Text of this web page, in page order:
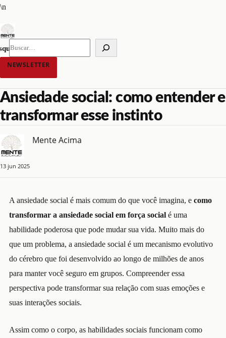
\n
o
conteúdo
NEWSLETTER
Ansiedade social: como entender e
transformar esse instinto
Mente Acima
13 jun 2025
A ansiedade social é mais comum do que você imagina, e como
transformar a ansiedade social em força social é uma
habilidade poderosa que pode mudar sua vida. Muito mais do
que um problema, a ansiedade social é um mecanismo evolutivo
do cérebro que foi desenvolvido ao longo de milhões de anos
para manter você seguro em grupos. Compreender essa
perspectiva pode transformar sua relação com suas emoções e
suas interações sociais.
Assim como o corpo, as habilidades sociais funcionam como